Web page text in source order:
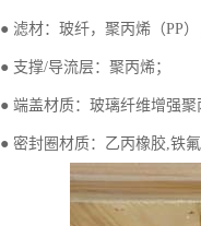
● 滤材：玻纤，聚丙烯（PP）
● 支撑/导流层：聚丙烯；
● 端盖材质：玻璃纤维增强聚
● 密封圈材质：乙丙橡胶,铁氟